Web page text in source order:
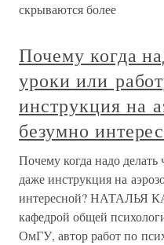
скрываются более
Почему когда
уроки или
инструкция на
безумно
Почему когда надо
даже инструкция на
интересной? НАТАЛЬЯ
кафедрой общей
ОмГУ, автор работ по